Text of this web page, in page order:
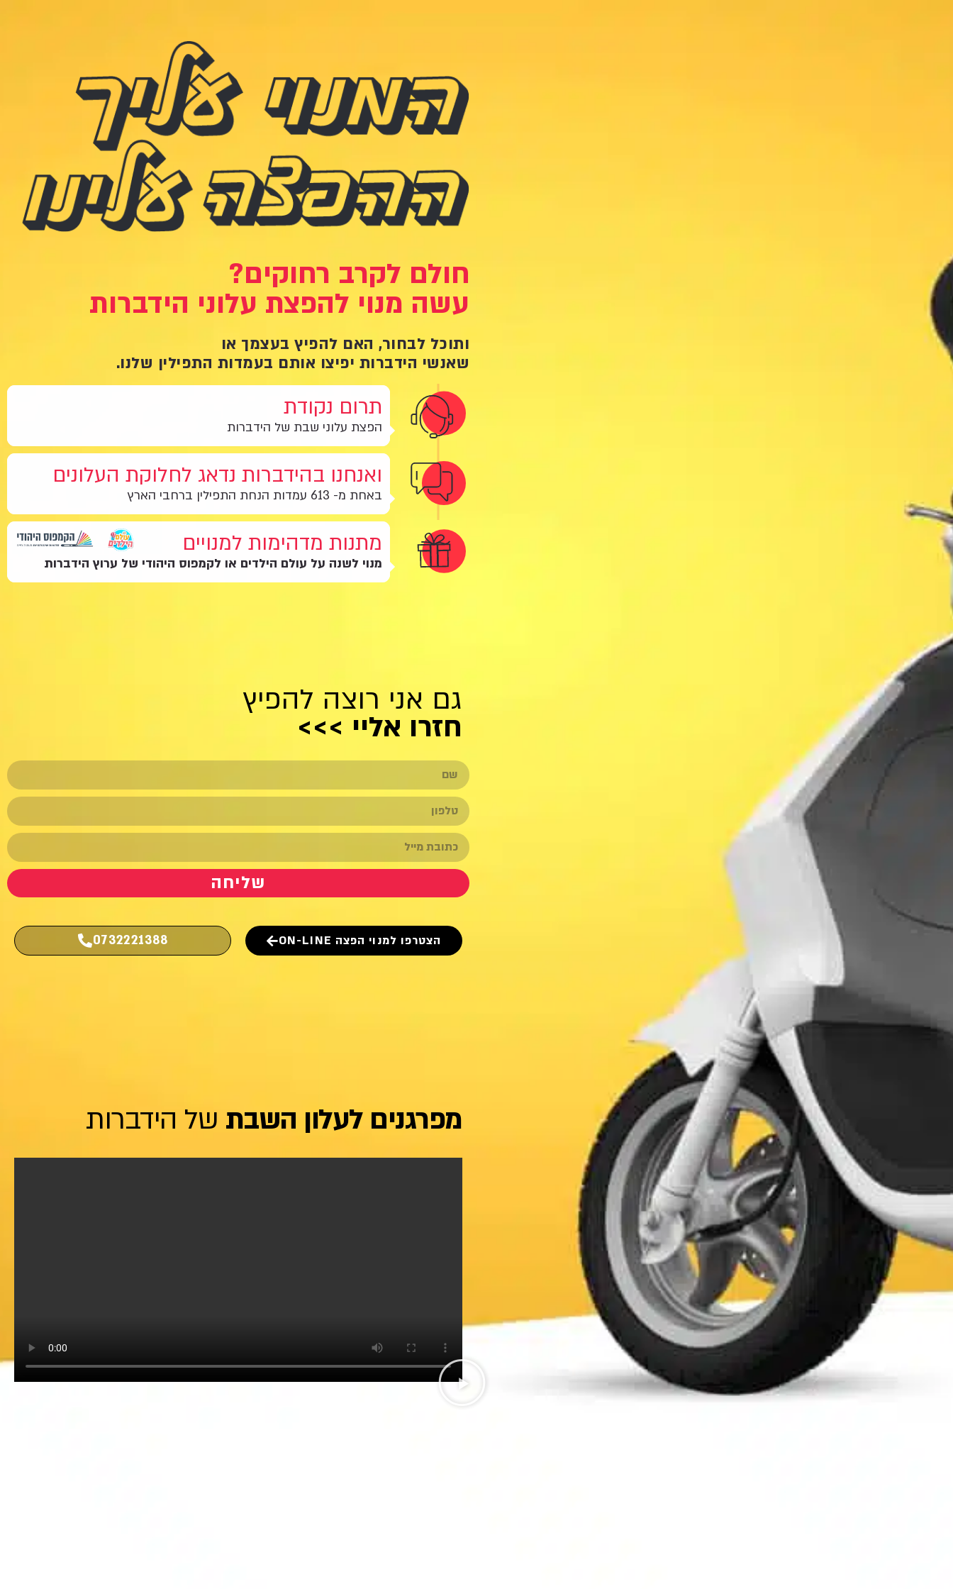
חולם לקרב רחוקים?
עשה מנוי להפצת עלוני הידברות
ותוכל לבחור, האם להפיץ בעצמך או
שאנשי הידברות יפיצו אותם בעמדות התפילין שלנו.
תרום נקודת
הפצת עלוני שבת של הידברות
ואנחנו בהידברות נדאג לחלוקת העלונים
באחת מ- 613 עמדות הנחת התפילין ברחבי הארץ
מתנות מדהימות למנויים
מנוי לשנה על עולם הילדים או לקמפוס היהודי של ערוץ הידברות
גם אני רוצה להפיץ
חזרו אליי >>>
שליחה
הצטרפו למנוי הפצה ON-LINE 0732221388
מפרגנים לעלון השבת של הידברות